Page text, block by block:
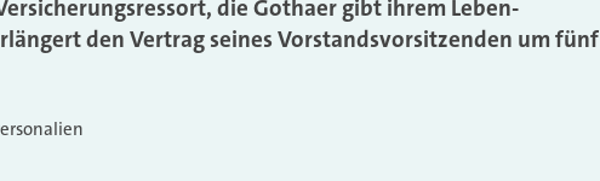
die Gothaer gibt ihrem Leben-
den Vertrag seines Vorstandsvorsitzenden um fünf